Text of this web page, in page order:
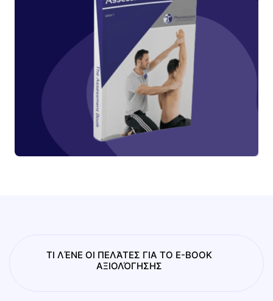
ΤΙ ΛΈΝΕ ΟΙ ΠΕΛΆΤΕΣ ΓΙΑ ΤΟ E-BOOK
ΑΞΙΟΛΌΓΗΣΗΣ